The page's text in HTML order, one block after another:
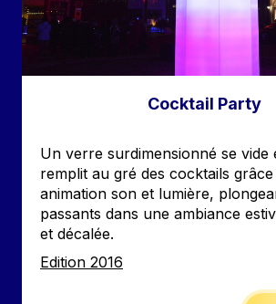
Cocktail Party
Un verre surdimensionné se vide
remplit au gré des cocktails
animation son et lumière,
passants dans une ambiance
et décalée.
Edition
Edition 2016